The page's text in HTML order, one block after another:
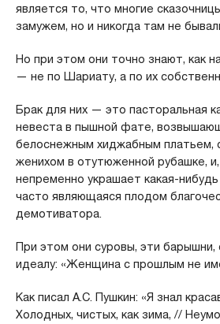
является то, что многие
замужем, но и никогда там не
Но при этом они точно знают, как
— не по Шариату, а по их
Брак для них — это пасторальная
невеста в пышной фате,
белоснежным хиджабным платьем,
женихом в отутюженной рубашке,
непременно украшает какая-
часто являющаяся плодом
демотиватора.
При этом они суровы, эти
идеалу: «Женщина с прошлым не
Как писал А.С. Пушкин: «Я знал
Холодных, чистых, как зима, //